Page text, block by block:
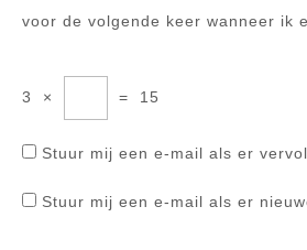
voor de volgende keer wanneer ik
3 × = 15
Stuur mij een e-mail als er
Stuur mij een e-mail als er